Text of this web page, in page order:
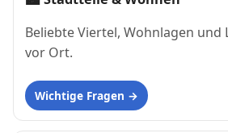
Beliebte Viertel, Wohnlagen und
vor Ort.
Wichtige Fragen